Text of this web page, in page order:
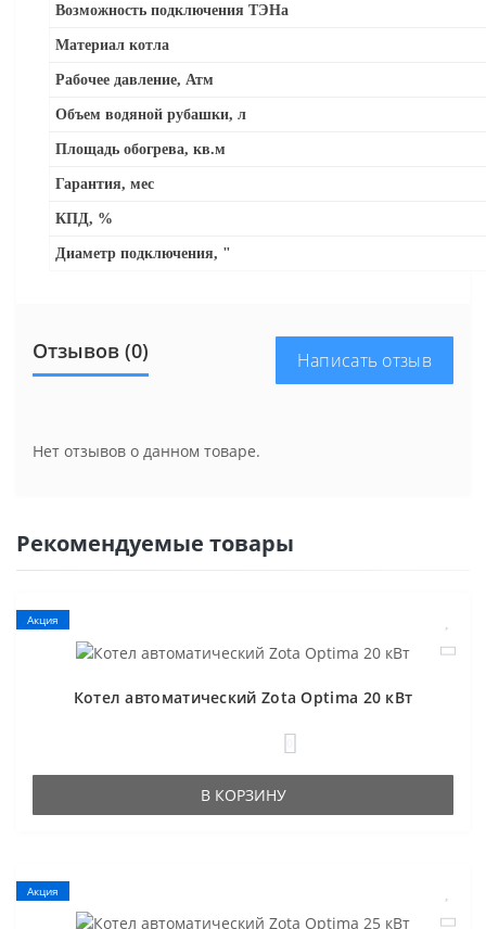
Возможность подключения ТЭНа
Материал котла
Рабочее давление, Атм
Объем водяной рубашки, л
Площадь обогрева, кв.м
Гарантия, мес
КПД, %
Диаметр подключения, "
Отзывов (0) Написать отзыв
Нет отзывов о данном товаре.
Рекомендуемые товары
Акция
Котел автоматический Zota Optima 20 кВт
В КОРЗИНУ
Акция